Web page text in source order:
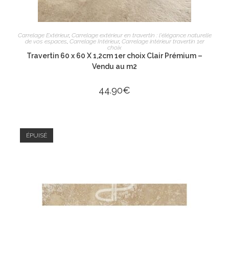
AJOUTER AU PANIER
Carrelage Extérieur, Carrelage extérieur en travertin : l'élégance naturelle
de vos espaces, Carrelage Intérieur, Carrelage intérieur travertin 1er
choix
Travertin 60 x 60 X 1,2cm 1er choix Clair Prémium –
Vendu au m2
44.90€
ÉPUISÉ